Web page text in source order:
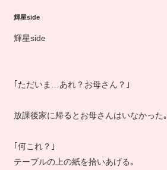
輝星side
輝星side
｢ただいま…あれ？お母さん？｣
放課後家に帰るとお母さんはいなかった｡
｢何これ？｣
テーブルの上の紙を拾いあげる｡